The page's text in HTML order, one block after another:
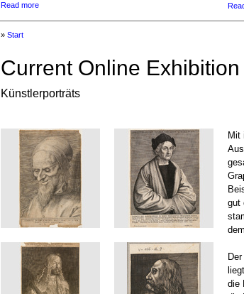
Read more
» Start
Current Online Exhibition
Künstlerporträts
Mit
gut
die